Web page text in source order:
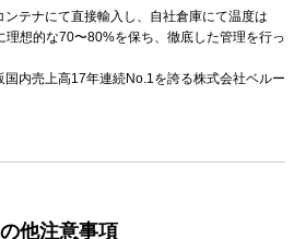
テナにて直接輸入し、自社倉庫にて温度は
想的な70〜80%を保ち、徹底した管理を行っ
内売上高17年連続No.1を誇る株式会社ベルー
他注意事項